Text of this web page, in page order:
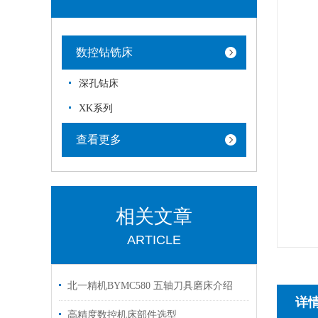
数控钻铣床
深孔钻床
XK系列
查看更多
相关文章
ARTICLE
北一精机BYMC580 五轴刀具磨床介绍
高精度数控机床部件选型
详